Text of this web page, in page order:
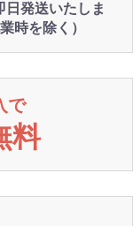
発送いたしま
時を除く）
で
料